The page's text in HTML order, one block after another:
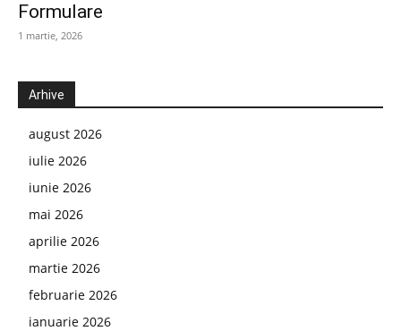
Formulare
1 martie, 2026
Arhive
august 2026
iulie 2026
iunie 2026
mai 2026
aprilie 2026
martie 2026
februarie 2026
ianuarie 2026